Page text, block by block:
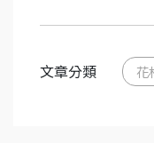
文章分類 花